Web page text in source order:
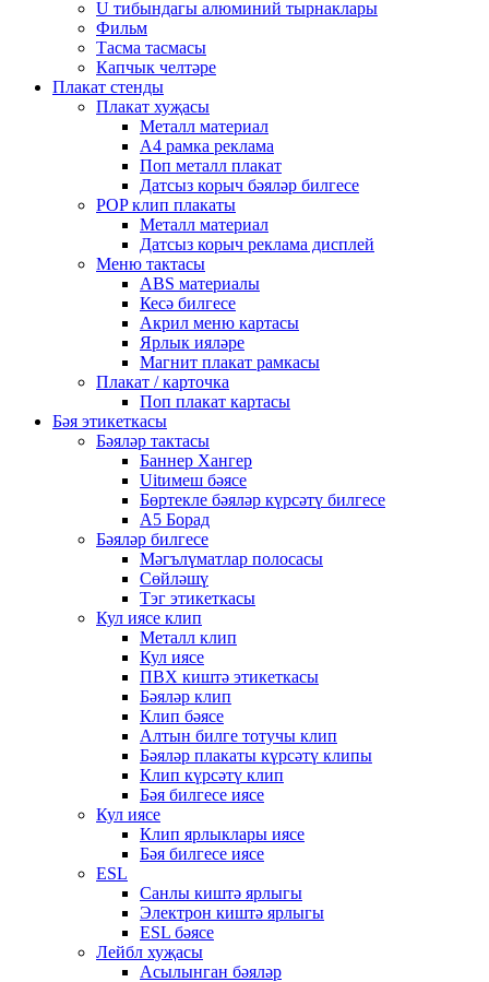
U тибындагы алюминий тырнаклары
Фильм
Тасма тасмасы
Капчык челтәре
Плакат стенды
Плакат хуҗасы
Металл материал
А4 рамка реклама
Поп металл плакат
Датсыз корыч бәяләр билгесе
POP клип плакаты
Металл материал
Датсыз корыч реклама дисплей
Меню тактасы
ABS материалы
Кесә билгесе
Акрил меню картасы
Ярлык ияләре
Магнит плакат рамкасы
Плакат / карточка
Поп плакат картасы
Бәя этикеткасы
Бәяләр тактасы
Баннер Хангер
Uitимеш бәясе
Бөртекле бәяләр күрсәтү билгесе
A5 Борад
Бәяләр билгесе
Мәгълүматлар полосасы
Сөйләшү
Тэг этикеткасы
Кул иясе клип
Металл клип
Кул иясе
ПВХ киштә этикеткасы
Бәяләр клип
Клип бәясе
Алтын билге тотучы клип
Бәяләр плакаты күрсәтү клипы
Клип күрсәтү клип
Бәя билгесе иясе
Кул иясе
Клип ярлыклары иясе
Бәя билгесе иясе
ESL
Санлы киштә ярлыгы
Электрон киштә ярлыгы
ESL бәясе
Лейбл хуҗасы
Асылынган бәяләр